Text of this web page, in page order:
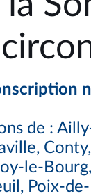
de :
le-
Poix-